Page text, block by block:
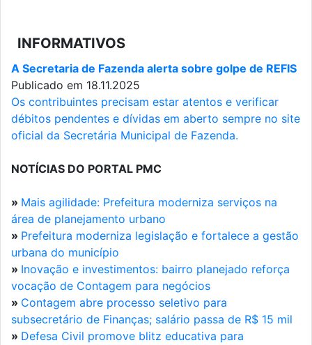
INFORMATIVOS
A Secretaria de Fazenda alerta sobre golpe de REFIS
Publicado em 18.11.2025
Os contribuintes precisam estar atentos e verificar
débitos pendentes e dívidas em aberto sempre no site
oficial da Secretária Municipal de Fazenda.
NOTÍCIAS DO PORTAL PMC
» Mais agilidade: Prefeitura moderniza serviços na
área de planejamento urbano
» Prefeitura moderniza legislação e fortalece a gestão
urbana do município
» Inovação e investimentos: bairro planejado reforça
vocação de Contagem para negócios
» Contagem abre processo seletivo para
subsecretário de Finanças; salário passa de R$ 15 mil
» Defesa Civil promove blitz educativa para